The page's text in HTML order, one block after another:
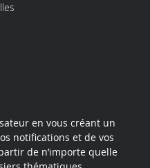
en vous créant un
notifications et de vos
de n’importe quelle